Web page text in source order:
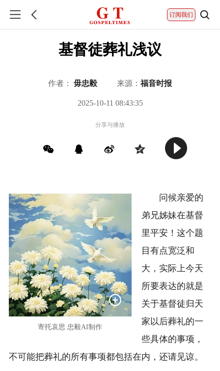
订阅我们
基督徒葬礼浅议
作者： 毋忠毅 来源： 福音时报
2025-10-11 08:43:35
分享与播放
寄托哀思 忠毅AI制作
问候亲爱的
弟兄姊妹在基督
里平安！这个题
目有点宽泛和
大，实际上今天
所要表达的就是
关于基督徒归天
家以后葬礼的一
些具体的事项，
不可能把葬礼的所有事项都包括在内，还请见谅。